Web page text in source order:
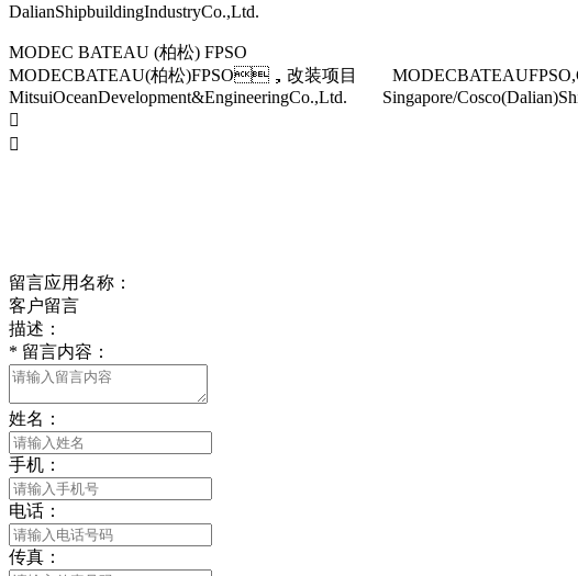
DalianShipbuildingIndustryCo.,Ltd.
MODEC BATEAU (柏松) FPSO
MODECBATEAU(柏松)FPSO，改装项目
MitsuiOceanDevelopment&EngineeringCo.,Ltd. Singapore/


留言应用名称：
客户留言
描述：
* 留言内容：
姓名：
手机：
电话：
传真：